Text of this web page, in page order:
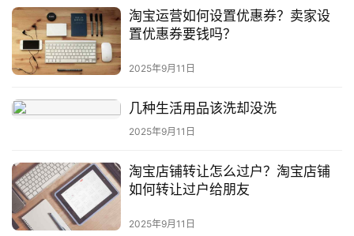
淘宝运营如何设置优惠券？卖家设
置优惠券要钱吗？
2025年9月11日
几种生活用品该洗却没洗
2025年9月11日
淘宝店铺转让怎么过户？淘宝店铺
如何转让过户给朋友
2025年9月11日